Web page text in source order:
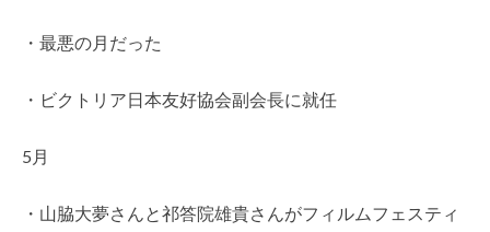
・最悪の月だった
・ビクトリア日本友好協会副会長に就任
5月
・山脇大夢さんと祁答院雄貴さんがフィルムフェスティ